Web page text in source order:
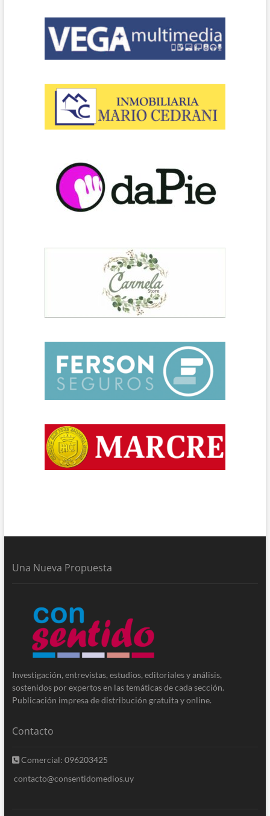
Una Nueva Propuesta
Investigación, entrevistas, estudios, editoriales y análisis,
sostenidos por expertos en las temáticas de cada sección.
Publicación impresa de distribución gratuita y online.
Contacto
Comercial: 096203425
contacto@consentidomedios.uy